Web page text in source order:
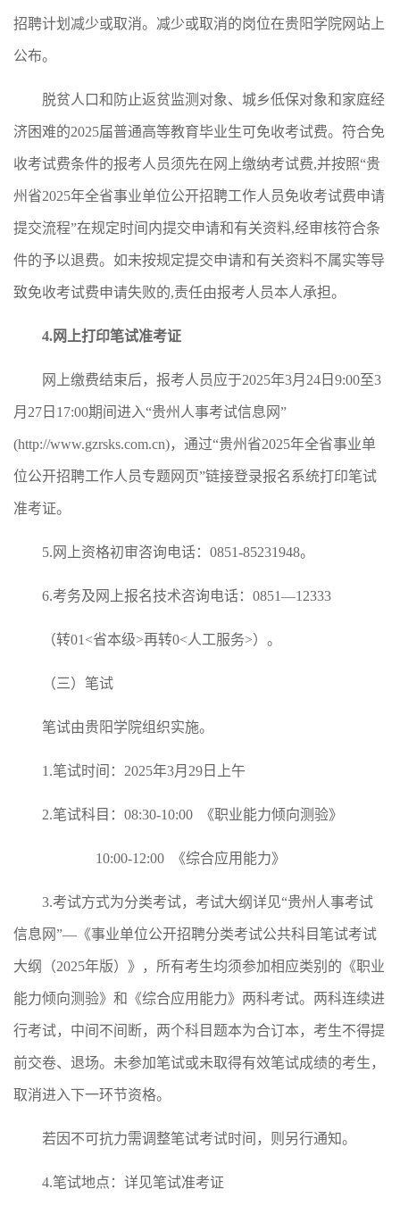
招聘计划减少或取消。减少或取消的岗位在贵阳学院网站上
公布。
脱贫人口和防止返贫监测对象、城乡低保对象和家庭经
济困难的2025届普通高等教育毕业生可免收考试费。符合免
收考试费条件的报考人员须先在网上缴纳考试费,并按照“贵
州省2025年全省事业单位公开招聘工作人员免收考试费申请
提交流程”在规定时间内提交申请和有关资料,经审核符合条
件的予以退费。如未按规定提交申请和有关资料不属实等导
致免收考试费申请失败的,责任由报考人员本人承担。
4.网上打印笔试准考证
网上缴费结束后，报考人员应于2025年3月24日9:00至3
月27日17:00期间进入“贵州人事考试信息网”
(http://www.gzrsks.com.cn)，通过“贵州省2025年全省事业单
位公开招聘工作人员专题网页”链接登录报名系统打印笔试
准考证。
5.网上资格初审咨询电话：0851-85231948。
6.考务及网上报名技术咨询电话：0851—12333
（转01<省本级>再转0<人工服务>）。
（三）笔试
笔试由贵阳学院组织实施。
1.笔试时间：2025年3月29日上午
2.笔试科目：08:30-10:00 《职业能力倾向测验》
10:00-12:00 《综合应用能力》
3.考试方式为分类考试，考试大纲详见“贵州人事考试
信息网”—《事业单位公开招聘分类考试公共科目笔试考试
大纲（2025年版）》，所有考生均须参加相应类别的《职业
能力倾向测验》和《综合应用能力》两科考试。两科连续进
行考试，中间不间断，两个科目题本为合订本，考生不得提
前交卷、退场。未参加笔试或未取得有效笔试成绩的考生，
取消进入下一环节资格。
若因不可抗力需调整笔试考试时间，则另行通知。
4.笔试地点：详见笔试准考证